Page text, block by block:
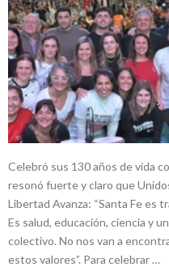
Celebró sus 130 años de vida
resonó fuerte y claro que
Libertad Avanza: “Santa Fe es
Es salud, educación, ciencia y
colectivo. No nos van a
estos valores”. Para celebrar …